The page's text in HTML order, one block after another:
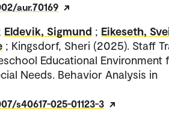
aur.70169
Eldevik, Sigmund ; Eikeseth,
; Kingsdorf, Sheri (2025). Staff
Educational Environment
Needs. Behavior Analysis in
s40617-025-01123-3